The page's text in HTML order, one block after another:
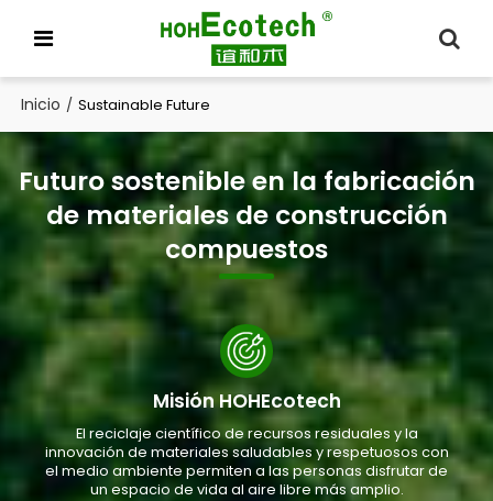
Inicio / Sustainable Future
Futuro sostenible en la fabricación
de materiales de construcción
compuestos
Misión HOHEcotech
El reciclaje científico de recursos residuales y la
innovación de materiales saludables y respetuosos con
el medio ambiente permiten a las personas disfrutar de
un espacio de vida al aire libre más amplio.